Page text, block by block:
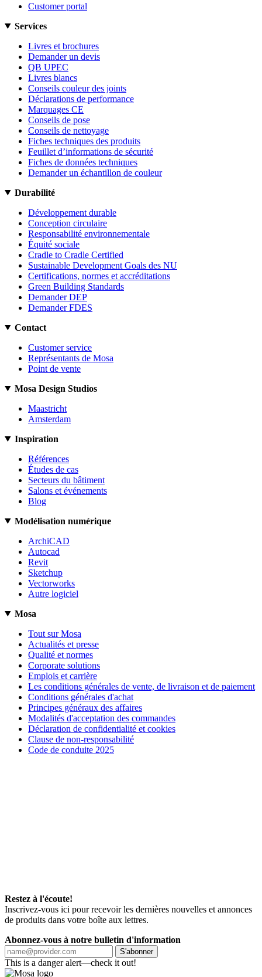
Customer portal
Services
Livres et brochures
Demander un devis
QB UPEC
Livres blancs
Conseils couleur des joints
Déclarations de performance
Marquages CE
Conseils de pose
Conseils de nettoyage
Fiches techniques des produits
Feuillet d’informations de sécurité
Fiches de données techniques
Demander un échantillon de couleur
Durabilité
Développement durable
Conception circulaire
Responsabilité environnementale
Équité sociale
Cradle to Cradle Certified
Sustainable Development Goals des NU
Certifications, normes et accréditations
Green Building Standards
Demander DEP
Demander FDES
Contact
Customer service
Représentants de Mosa
Point de vente
Mosa Design Studios
Maastricht
Amsterdam
Inspiration
Références
Études de cas
Secteurs du bâtiment
Salons et événements
Blog
Modélisation numérique
ArchiCAD
Autocad
Revit
Sketchup
Vectorworks
Autre logiciel
Mosa
Tout sur Mosa
Actualités et presse
Qualité et normes
Corporate solutions
Emplois et carrière
Les conditions générales de vente, de livraison et de paiement
Conditions générales d'achat
Principes généraux des affaires
Modalités d'acceptation des commandes
Déclaration de confidentialité et cookies
Clause de non-responsabilité
Code de conduite 2025
Restez à l'écoute!
Inscrivez-vous ici pour recevoir les dernières nouvelles et annonces
de produits dans votre boîte aux lettres.
Abonnez-vous à notre bulletin d'information
S'abonner
This is a danger alert—check it out!